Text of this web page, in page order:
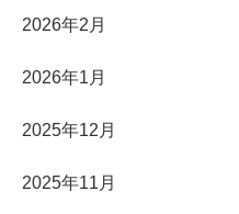
2026年2月
2026年1月
2025年12月
2025年11月